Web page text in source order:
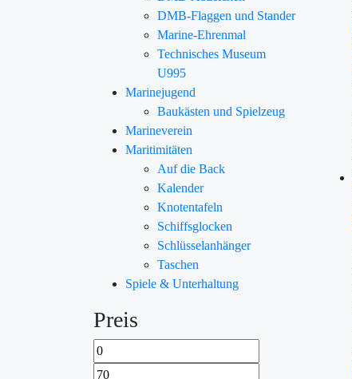
DMB-Flaggen und Stander
Marine-Ehrenmal
Technisches Museum
U995
Marinejugend
Baukästen und Spielzeug
Marineverein
Maritimitäten
Auf die Back
Kalender
Knotentafeln
Schiffsglocken
Schlüsselanhänger
Taschen
Spiele & Unterhaltung
Preis